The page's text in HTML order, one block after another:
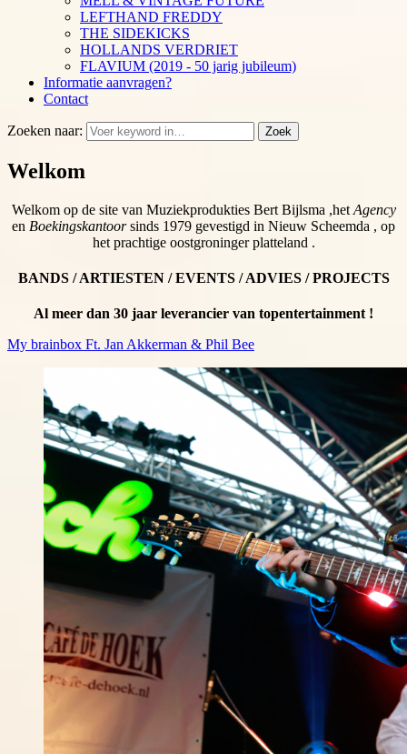
LEFTHAND FREDDY
THE SIDEKICKS
HOLLANDS VERDRIET
FLAVIUM (2019 - 50 jarig jubileum)
Informatie aanvragen?
Contact
Zoeken naar: Zoek
Welkom
Welkom op de site van Muziekprodukties Bert Bijlsma ,het Agency
en Boekingskantoorsinds 1979 gevestigd in Nieuw Scheemda , op
het prachtige oostgroninger platteland .
BANDS / ARTIESTEN / EVENTS / ADVIES / PROJECTS
Al meer dan 30 jaar leverancier van topentertainment !
My brainbox Ft. Jan Akkerman & Phil Bee